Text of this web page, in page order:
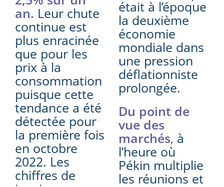
an. Leur chute
continue est
plus enracinée
que pour les
prix à la
consommation
puisque cette
tendance a été
détectée pour
la première fois
en octobre
2022. Les
chiffres de
était à l’époque
la deuxième
économie
mondiale dans
une pression
déflationniste
prolongée.
Du point de
vue des
marchés, à
l’heure où
Pékin multiplie
les réunions et